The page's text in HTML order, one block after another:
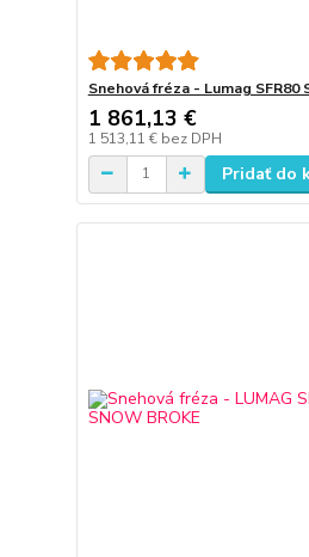
Snehová fréza - Lumag SFR80
1 861,13 €
1 513,11 € bez DPH
Pridať do